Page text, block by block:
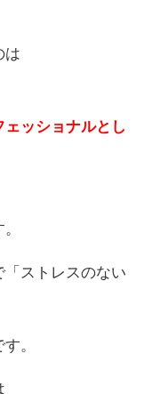
は
ッショナルとし
ストレスのない
。